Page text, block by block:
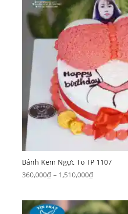
1,650,000₫
Bánh Kem Ngực To TP 1107
360,000₫ – 1,510,000₫Khoảng
360,000₫